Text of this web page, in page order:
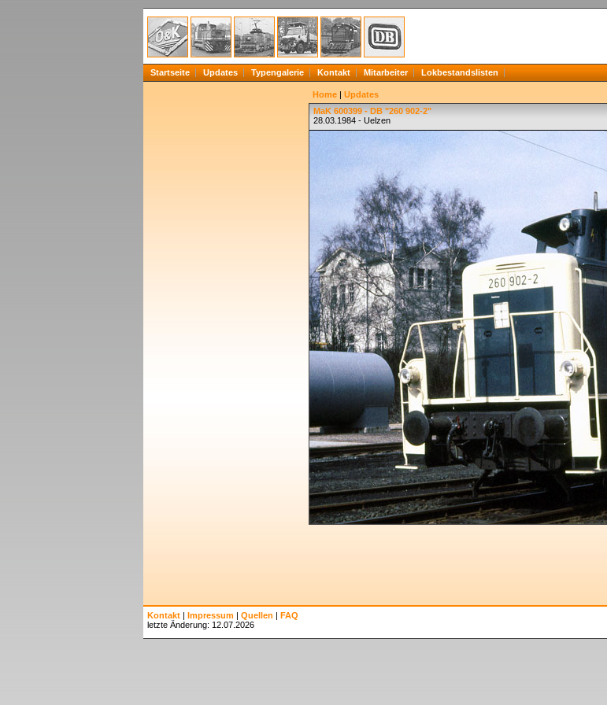
Startseite Updates Typengalerie Kontakt Mitarbeiter Lokbestandslisten
Home | Updates
MaK 600399 - DB "260 902-2"
28.03.1984 - Uelzen
Kontakt | Impressum | Quellen | FAQ
letzte Änderung: 12.07.2026